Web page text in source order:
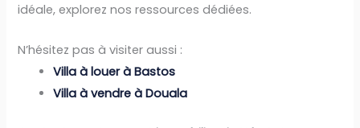
idéale, explorez nos ressources dédiées.
N’hésitez pas à visiter aussi :
Villa à louer à Bastos
Villa à vendre à Douala